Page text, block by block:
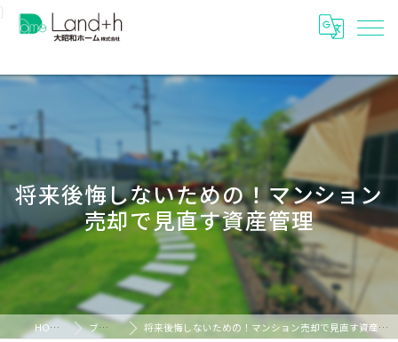
将来後悔しないための！マンション
売却で見直す資産管理
HOME ブログ 将来後悔しないための！マンション売却で見直す資産管理